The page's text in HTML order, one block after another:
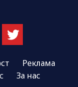
Реклама
За нас